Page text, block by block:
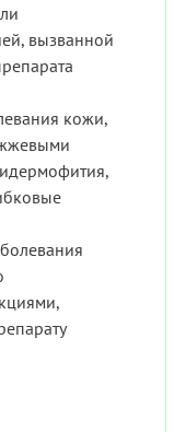
вызванной
кожи,